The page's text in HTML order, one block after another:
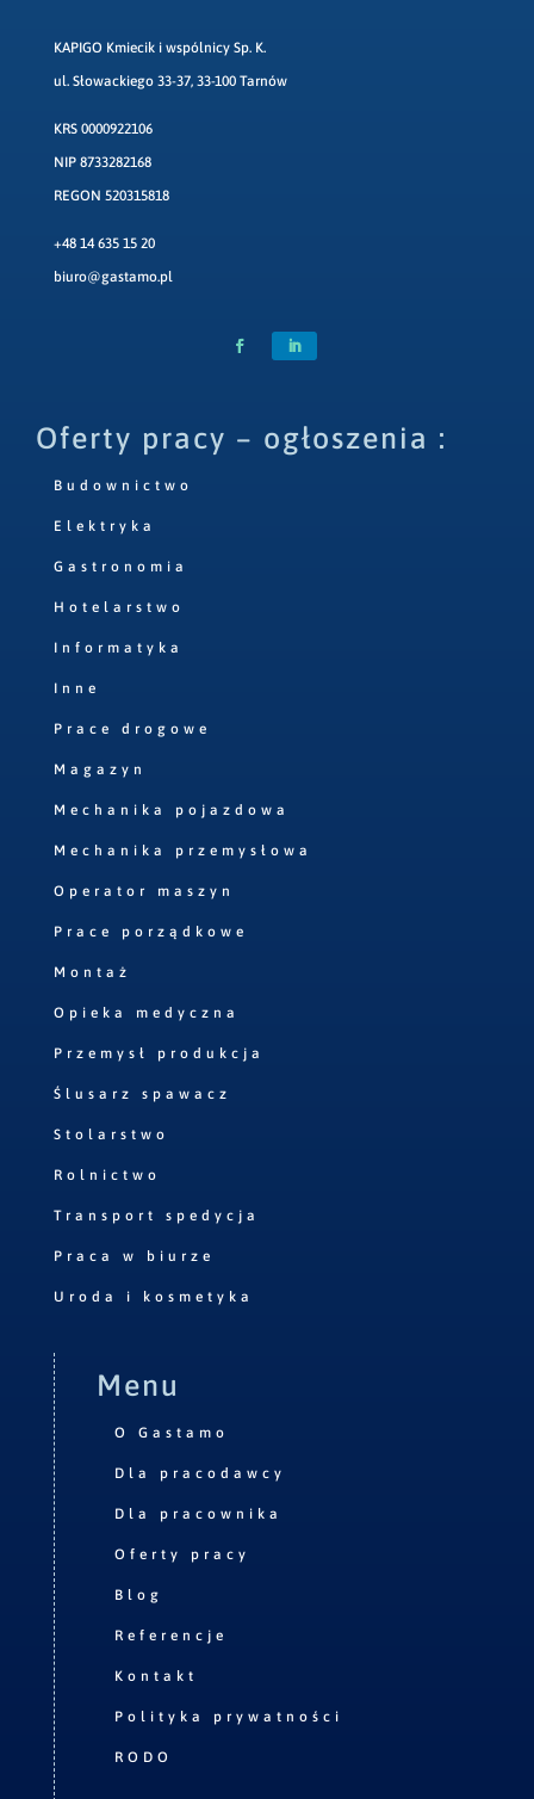
KAPIGO Kmiecik i wspólnicy Sp. K.
ul. Słowackiego 33-37, 33-100 Tarnów
KRS 0000922106
NIP 8733282168
REGON 520315818
+48 14 635 15 20
biuro@gastamo.pl
Oferty pracy – ogłoszenia :
Budownictwo
Elektryka
Gastronomia
Hotelarstwo
Informatyka
Inne
Prace drogowe
Magazyn
Mechanika pojazdowa
Mechanika przemysłowa
Operator maszyn
Prace porządkowe
Montaż
Opieka medyczna
Przemysł produkcja
Ślusarz spawacz
Stolarstwo
Rolnictwo
Transport spedycja
Praca w biurze
Uroda i kosmetyka
Menu
O Gastamo
Dla pracodawcy
Dla pracownika
Oferty pracy
Blog
Referencje
Kontakt
Polityka prywatności
RODO